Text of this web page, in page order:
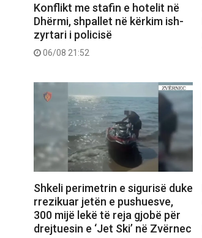
Konflikt me stafin e hotelit në
Dhërmi, shpallet në kërkim ish-
zyrtari i policisë
06/08 21:52
Shkeli perimetrin e sigurisë duke
rrezikuar jetën e pushuesve,
300 mijë lekë të reja gjobë për
drejtuesin e ‘Jet Ski’ në Zvërnec